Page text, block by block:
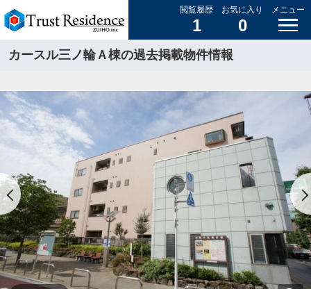
閲覧履歴
1
お気に入り
0
メニュー
カースル三ノ輪Ａ棟の過去掲載物件情報